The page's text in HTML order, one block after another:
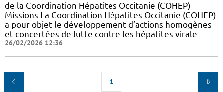
de la Coordination Hépatites Occitanie (COHEP)
Missions La Coordination Hépatites Occitanie (COHEP)
a pour objet le développement d’actions homogènes
et concertées de lutte contre les hépatites virale
26/02/2026 12:36
1